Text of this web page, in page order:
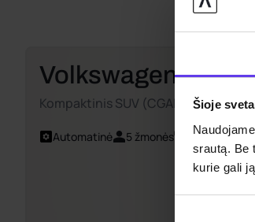
Šioje
srautą. Be
kurie gali
Volkswagen Taigo
Kompaktinis SUV (CGAR)
Automatinė 5 žmonės Oro